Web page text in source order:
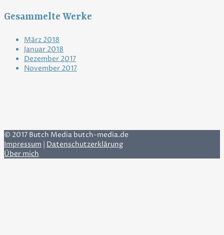
Gesammelte Werke
März 2018
Januar 2018
Dezember 2017
November 2017
© 2017 Butch Media butch-media.de
Impressum | Datenschutzerklärung
Über mich